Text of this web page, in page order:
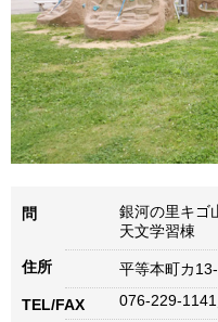
問
銀河の里キゴ
天文学習棟
住所 平等本町カ
TEL/FAX 076-229-